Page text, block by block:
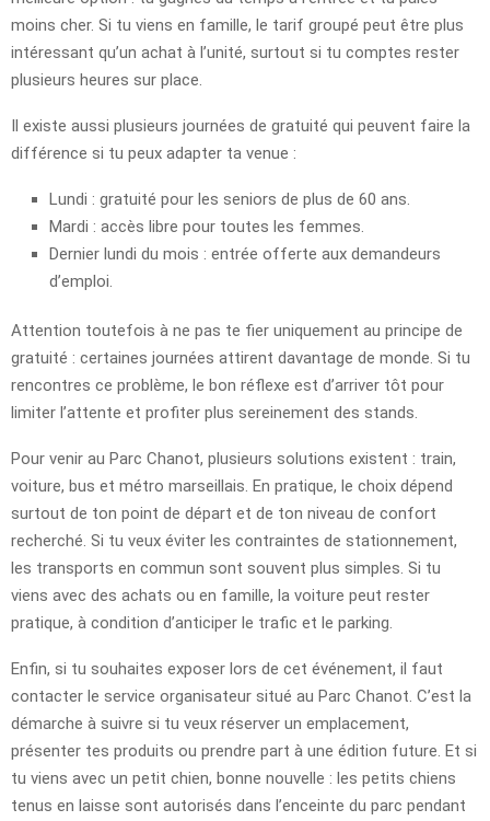
moins cher. Si tu viens en famille, le tarif groupé peut être plus
intéressant qu’un achat à l’unité, surtout si tu comptes rester
plusieurs heures sur place.
Il existe aussi plusieurs journées de gratuité qui peuvent faire la
différence si tu peux adapter ta venue :
Lundi : gratuité pour les seniors de plus de 60 ans.
Mardi : accès libre pour toutes les femmes.
Dernier lundi du mois : entrée offerte aux demandeurs
d’emploi.
Attention toutefois à ne pas te fier uniquement au principe de
gratuité : certaines journées attirent davantage de monde. Si tu
rencontres ce problème, le bon réflexe est d’arriver tôt pour
limiter l’attente et profiter plus sereinement des stands.
Pour venir au Parc Chanot, plusieurs solutions existent : train,
voiture, bus et métro marseillais. En pratique, le choix dépend
surtout de ton point de départ et de ton niveau de confort
recherché. Si tu veux éviter les contraintes de stationnement,
les transports en commun sont souvent plus simples. Si tu
viens avec des achats ou en famille, la voiture peut rester
pratique, à condition d’anticiper le trafic et le parking.
Enfin, si tu souhaites exposer lors de cet événement, il faut
contacter le service organisateur situé au Parc Chanot. C’est la
démarche à suivre si tu veux réserver un emplacement,
présenter tes produits ou prendre part à une édition future. Et si
tu viens avec un petit chien, bonne nouvelle : les petits chiens
tenus en laisse sont autorisés dans l’enceinte du parc pendant